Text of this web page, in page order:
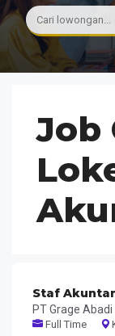
Job
Staf
PT Grage Abadi
Full Time